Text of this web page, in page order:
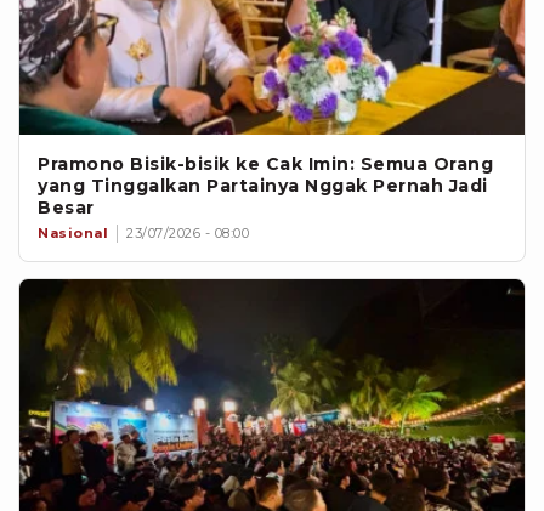
Pramono Bisik-bisik ke Cak Imin: Semua Orang
yang Tinggalkan Partainya Nggak Pernah Jadi
Besar
Nasional 23/07/2026 - 08:00